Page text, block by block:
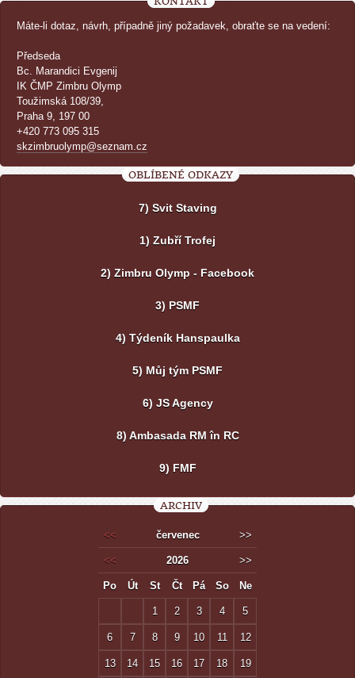
Máte-li dotaz, návrh, případně jiný požadavek, obraťte se na vedení:
Předseda
Bc. Marandici Evgenij
IK ČMP Zimbru Olymp
Toužimská 108/39,
Praha 9, 197 00
+420 773 095 315
skzimbruolymp@seznam.cz
OBLÍBENÉ ODKAZY
7) Svit Staving
1) Zubří Trofej
2) Zimbru Olymp - Facebook
3) PSMF
4) Týdeník Hanspaulka
5) Můj tým PSMF
6) JS Agency
8) Ambasada RM în RC
9) FMF
ARCHIV
<< červenec >>
<< 2026 >>
Po Út St Čt Pá So Ne
1 2 3 4 5
6 7 8 9 10 11 12
13 14 15 16 17 18 19